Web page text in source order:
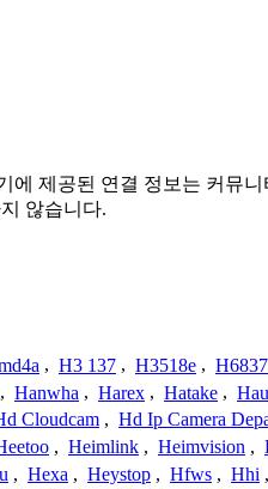
에 제공된 연결 정보는 커
않습니다.
, H3 137 , H3518e ,
, Hanwha , Harex , Hatake ,
Cloudcam , Hd Ip Camera
, Heimlink , Heimvision ,
, Hexa , Heystop , Hfws , Hhi ,